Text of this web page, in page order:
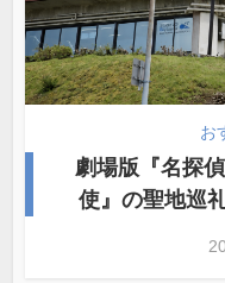
お
劇場版『名探
使』の聖地巡